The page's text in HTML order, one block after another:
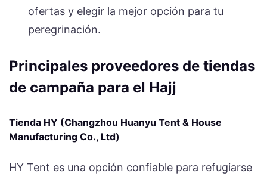
ofertas y elegir la mejor opción para tu
peregrinación.
Principales proveedores de tiendas
de campaña para el Hajj
Tienda HY (Changzhou Huanyu Tent & House
Manufacturing Co., Ltd)
HY Tent es una opción confiable para refugiarse